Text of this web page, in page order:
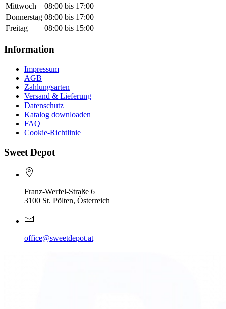
Mittwoch
08:00 bis 17:00
Donnerstag 08:00 bis 17:00
Freitag
08:00 bis 15:00
Information
Impressum
AGB
Zahlungsarten
Versand & Lieferung
Datenschutz
Katalog downloaden
FAQ
Cookie-Richtlinie
Sweet Depot
Franz-Werfel-Straße 6
3100 St. Pölten, Österreich
office@sweetdepot.at